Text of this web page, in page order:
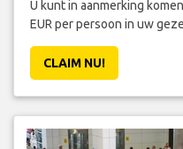
U kunt in aanmerking
EUR per persoon in uw
CLAIM NU!